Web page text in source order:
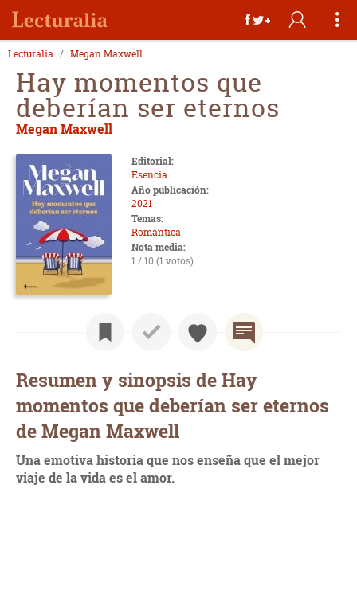
Lecturalia Megan Maxwell
Hay momentos que
deberían ser eternos
Megan Maxwell
Editorial:
Esencia
Año publicación:
2021
Temas:
Romántica
Nota media:
1 / 10 (1 votos)
Resumen y sinopsis de Hay
momentos que deberían ser eternos
de Megan Maxwell
Una emotiva historia que nos enseña que el mejor
viaje de la vida es el amor.